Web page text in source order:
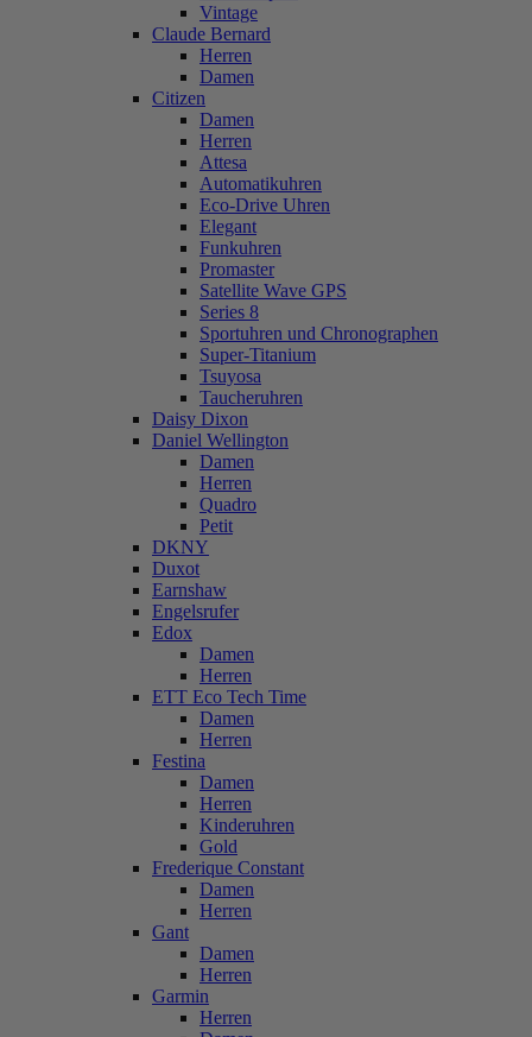
Vintage
Claude Bernard
Herren
Damen
Citizen
Damen
Herren
Attesa
Automatikuhren
Eco-Drive Uhren
Elegant
Funkuhren
Promaster
Satellite Wave GPS
Series 8
Sportuhren und Chronographen
Super-Titanium
Tsuyosa
Taucheruhren
Daisy Dixon
Daniel Wellington
Damen
Herren
Quadro
Petit
DKNY
Duxot
Earnshaw
Engelsrufer
Edox
Damen
Herren
ETT Eco Tech Time
Damen
Herren
Festina
Damen
Herren
Kinderuhren
Gold
Frederique Constant
Damen
Herren
Gant
Damen
Herren
Garmin
Herren